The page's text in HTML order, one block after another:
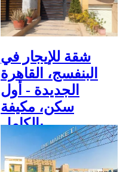
شقة للإيجار في
البنفسج، القاهرة
الجديدة - أول
سكن، مكيفة
بالكامل
30,000 ج.م
26 January 2026